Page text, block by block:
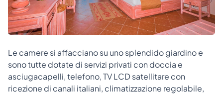
Le camere si affacciano su uno splendido giardino e
sono tutte dotate di servizi privati con doccia e
asciugacapelli, telefono, TV LCD satellitare con
ricezione di canali italiani, climatizzazione regolabile,